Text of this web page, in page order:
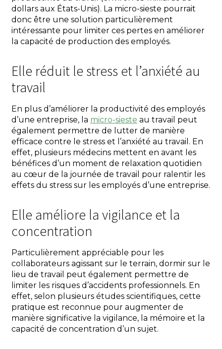
dollars aux États-Unis). La micro-sieste pourrait
donc être une solution particulièrement
intéressante pour limiter ces pertes en améliorer
la capacité de production des employés.
Elle réduit le stress et l’anxiété au
travail
En plus d’améliorer la productivité des employés
d’une entreprise, la micro-sieste au travail peut
également permettre de lutter de manière
efficace contre le stress et l’anxiété au travail. En
effet, plusieurs médecins mettent en avant les
bénéfices d’un moment de relaxation quotidien
au cœur de la journée de travail pour ralentir les
effets du stress sur les employés d’une entreprise.
Elle améliore la vigilance et la
concentration
Particulièrement appréciable pour les
collaborateurs agissant sur le terrain, dormir sur le
lieu de travail peut également permettre de
limiter les risques d’accidents professionnels. En
effet, selon plusieurs études scientifiques, cette
pratique est reconnue pour augmenter de
manière significative la vigilance, la mémoire et la
capacité de concentration d’un sujet.